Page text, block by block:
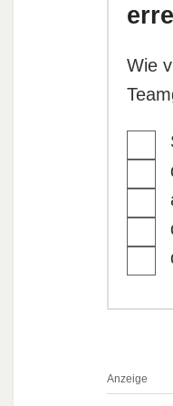
Wie
Anzeige